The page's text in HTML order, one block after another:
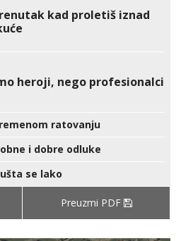
kad proletiš iznad
heroji, nego profesionalci
ratovanju
i dobre odluke
se lako
Preuzmi PDF